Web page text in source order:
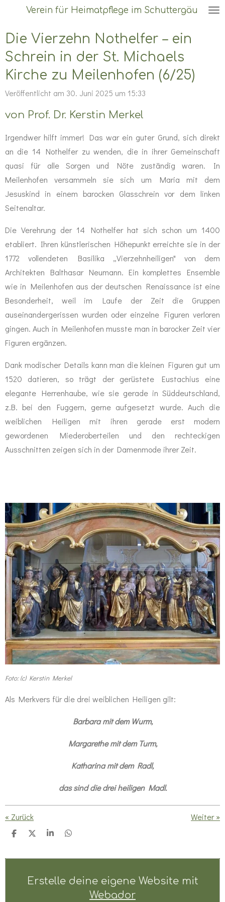
springen
Verein für Heimatpflege im Schuttergäu
Die Vierzehn Nothelfer – ein
Schrein in der St. Michaels
Kirche zu Meilenhofen (6/25)
Veröffentlicht am 30. Juni 2025 um 15:33
von Prof. Dr. Kerstin Merkel
Irgendwer hilft immer! Das war ein guter Grund, sich direkt
an die 14 Nothelfer zu wenden, die in ihrer Gemeinschaft
quasi für alle Sorgen und Nöte zuständig waren. In
Meilenhofen versammeln sie sich um Maria mit dem
Jesuskind in einem barocken Glasschrein vor dem linken
Seitenaltar.
Die Verehrung der 14 Nothelfer hat sich schon um 1400
etabliert. Ihren künstlerischen Höhepunkt erreichte sie in der
1772 vollendeten Basilika „Vierzehnheiligen" von dem
Architekten Balthasar Neumann. Ein komplettes Ensemble
wie in Meilenhofen aus der deutschen Renaissance ist eine
Besonderheit, weil im Laufe der Zeit die Gruppen
auseinandergerissen wurden oder einzelne Figuren verloren
gingen. Auch in Meilenhofen musste man in barocker Zeit vier
Figuren ergänzen.
Dank modischer Details kann man die kleinen Figuren gut um
1520 datieren, so trägt der gerüstete Eustachius eine
elegante Herrenhaube, wie sie gerade in Süddeutschland,
z.B. bei den Fuggern, gerne aufgesetzt wurde. Auch die
weiblichen Heiligen mit ihren gerade erst modern
gewordenen Miederoberteilen und den rechteckigen
Ausschnitten zeigen sich in der Damenmode ihrer Zeit.
Foto: (c) Kerstin Merkel
Als Merkvers für die drei weiblichen Heiligen gilt:
Barbara mit dem Wurm,
Margarethe mit dem Turm,
Katharina mit dem Radl,
das sind die drei heiligen Madl.
« Zurück Weiter»
T
l
T
l
n
T
l
T
l
Erstelle deine eigene Website mit
Webador